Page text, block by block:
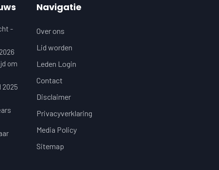
-
om
2025
Navigatie
Over ons
Lid worden
Leden Login
Contact
Disclaimer
Privacyverklaring
Media Policy
Sitemap